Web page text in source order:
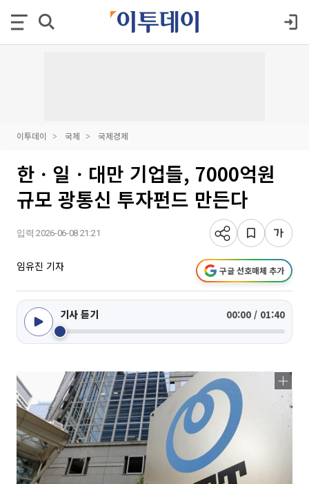
이투데이 국제 국제경제
한ㆍ일ㆍ대만 기업들, 7000억원
규모 광통신 투자펀드 만든다
입력 2026-06-08 21:21
임유진 기자 구글 선호매체 추가
기사 듣기 00:00 / 01:40